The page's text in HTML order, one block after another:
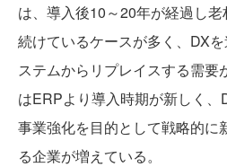
は、導入後10～20年が経過し
続けているケースが多く、DX
ステムからリプレイスする需要
はERPより導入時期が新しく
事業強化を目的として戦略的に
る企業が増えている。